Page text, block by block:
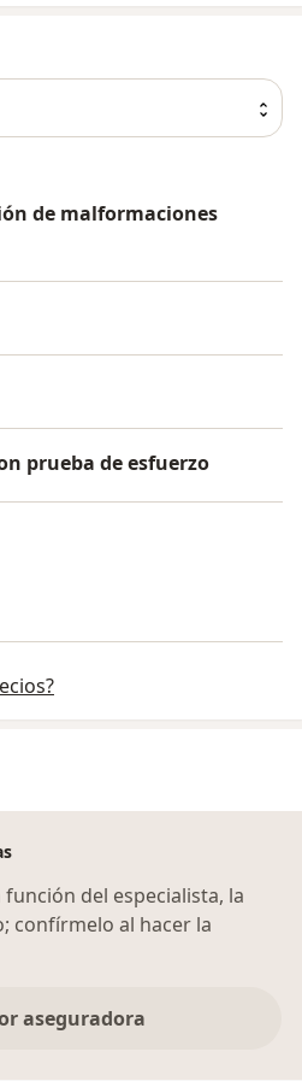
de malformaciones
prueba de esfuerzo
del especialista, la
confírmelo al hacer la
aseguradora